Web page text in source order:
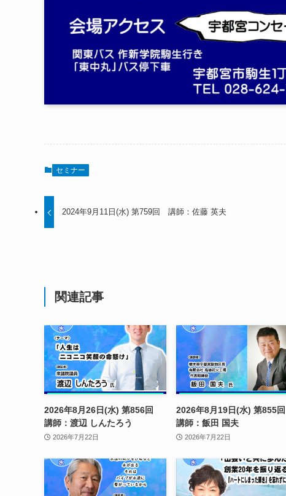
セミナー
2024年9月11日(水) 第759回 講師：佐藤 英夫
関連記事
2026年8月26日(水) 第856回
講師：渡辺 しんたろう
2026年7月22日
2026年8月19日(水) 第855
講師：飯田 国夫
2026年7月22日